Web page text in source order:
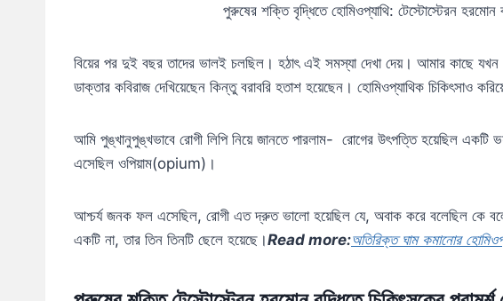
পুরুষের শক্তি বৃদ্ধিতে হোমিওপ্যাথি: টেস্টোস্টেরন হরমোন
বিয়ের পর দুই বছর তাদের ভালই চলছিল। হঠাৎ এই সমস্যা দেখা দেয়। আমার কাছে
ডাক্তার কবিরাজ দেখিয়েছেন কিন্তু বরাবরি হতাশ হয়েছেন। হোমিওপ্যাথিক চিকিৎসাও
আমি পুঙ্খানুপুঙ্খভাবে রোগী লিপি নিয়ে জানতে পারলাম- রোগের উৎপত্তি হয়েছিল একটি
এসেছিল ওপিয়াম(opium)।
আশ্চর্য জনক ফল এসেছিল, রোগী এত দ্রুত ভালো হয়েছিল যে, অবাক করে বলেছিল কে
একটি না, তার তিন তিনটি ছেলে হয়েছে।Read more:অতিরিক্ত ঘাম কমানোর